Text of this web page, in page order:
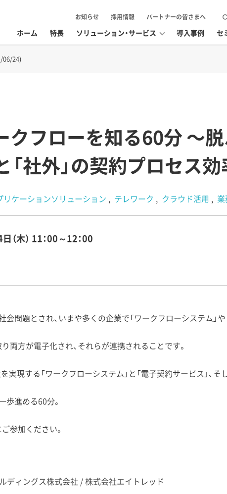
ホーム 特長 ソリューション・サービス 導入事例 セ
お知らせ 採用情報 パートナーの皆さまへ
06/24)
クフローを知る60分 〜
「社外」の契約プロセス
リケーションソリューション テレワーク クラウド活用
（木） 11：00～12：00
会問題とされ、いまや多くの企業で「ワークフローシステム」
両方が電子化され、それらが連携されることです。
実現する「ワークフローシステム」と「電子契約サービス」、
歩進める60分。
参加ください。
ディングス株式会社 / 株式会社エイトレッド